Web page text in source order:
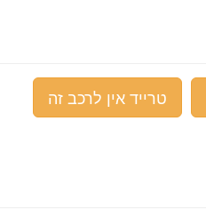
טרייד אין לרכב זה